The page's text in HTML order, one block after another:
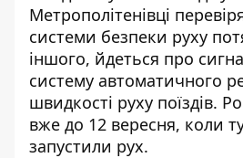
Метрополітенівці
системи безпеки руху
іншого, йдеться про
систему автоматичного
швидкості руху поїздів.
вже до 12 вересня, коли
запустили рух.